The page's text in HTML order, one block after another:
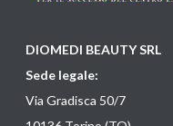
DIOMEDI BEAUTY SRL
Sede legale:
Via Gradisca 50/7